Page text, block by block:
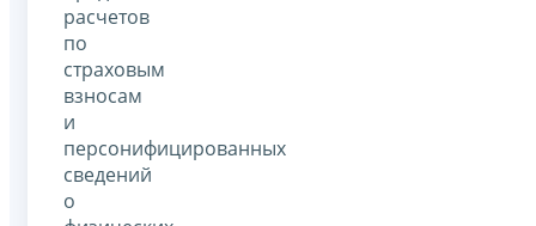
расчетов
по
страховым
взносам
и
персонифицированных
сведений
о